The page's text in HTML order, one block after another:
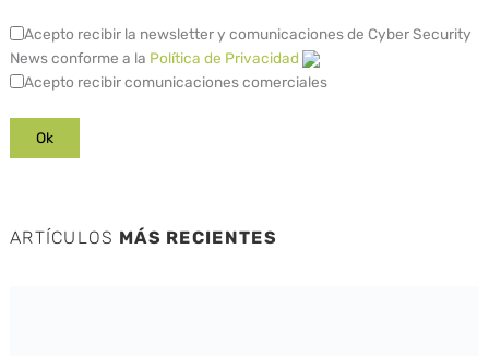
Acepto recibir la newsletter y comunicaciones de Cyber Security
News conforme a la Política de Privacidad
Acepto recibir comunicaciones comerciales
ARTÍCULOS MÁS RECIENTES